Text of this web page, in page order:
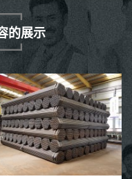
的展示